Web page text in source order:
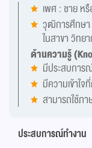
เพศ : ชาย ห
วุฒิการศึกษา
ในสาขา วิทย
ด้านความรู้
มีประสบการ
มีความเข้าใจ
สามารถใช้ภ
ประสบการณ์ทำงาน